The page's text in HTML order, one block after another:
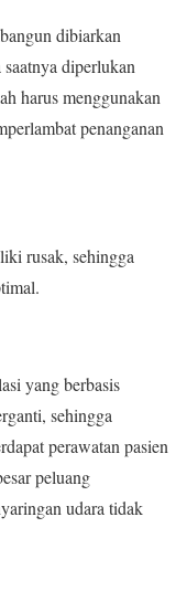
dibiarkan
diperlukan
harus menggunakan
penanganan
rusak, sehingga
yang berbasis
sehingga
perawatan pasien
peluang
udara tidak